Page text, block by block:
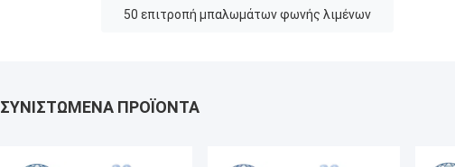
50 επιτροπή μπαλωμάτων φωνής λιμένων
ΣΥΝΙΣΤΏΜΕΝΑ ΠΡΟΪΌΝΤΑ